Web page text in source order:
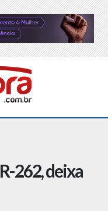
262, deixa